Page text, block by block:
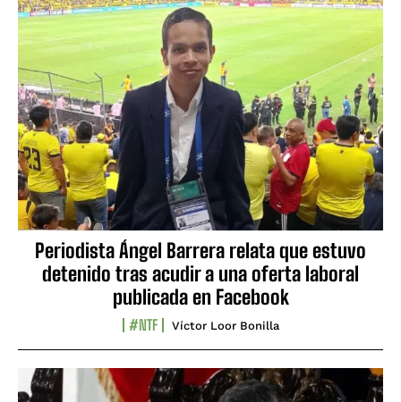
Periodista Ángel Barrera relata que estuvo
detenido tras acudir a una oferta laboral
publicada en Facebook
#NTF Víctor Loor Bonilla